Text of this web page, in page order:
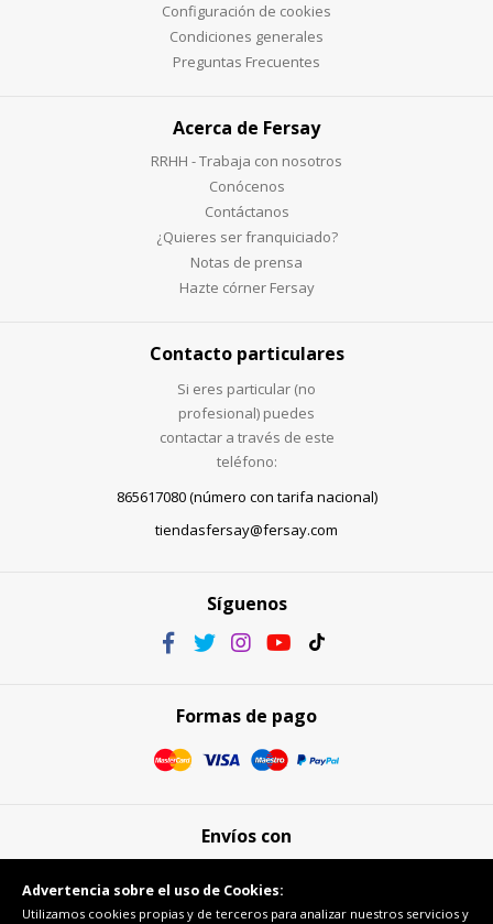
Configuración de cookies
Condiciones generales
Preguntas Frecuentes
Acerca de Fersay
RRHH - Trabaja con nosotros
Conócenos
Contáctanos
¿Quieres ser franquiciado?
Notas de prensa
Hazte córner Fersay
Contacto particulares
Si eres particular (no
profesional) puedes
contactar a través de este
teléfono:
865617080 (número con tarifa nacional)
tiendasfersay@fersay.com
Síguenos
Formas de pago
Envíos con
Advertencia sobre el uso de Cookies:
Utilizamos cookies propias y de terceros para analizar nuestros servicios y